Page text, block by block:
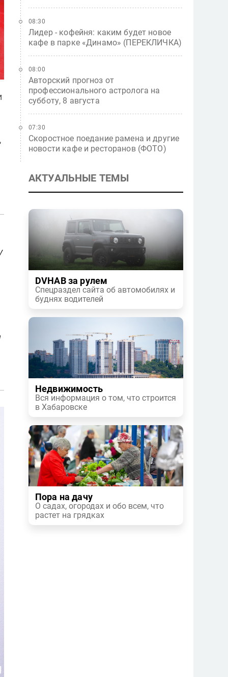
Лидер - кофейня: каким будет новое
кафе в парке «Динамо» (ПЕРЕКЛИЧКА)
08:30
Авторский прогноз от
профессионального астролога на
субботу, 8 августа
08:00
Скоростное поедание рамена и другие
новости кафе и ресторанов (ФОТО)
07:30
АКТУАЛЬНЫЕ ТЕМЫ
DVHAB за рулем
Спецраздел сайта об автомобилях и
буднях водителей
Недвижимость
Вся информация о том, что строится
в Хабаровске
Пора на дачу
О садах, огородах и обо всем, что
растет на грядках